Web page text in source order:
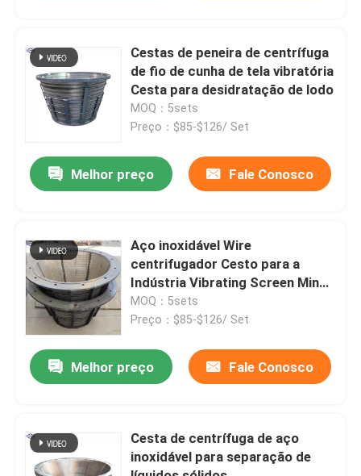
Produtos
Vídeos
Sobre nós
Controle da qualidade
Contacte-nos
Peça umas citações
filtro industrial de HEPA
Cestas de peneira de centrífuga
de fio de cunha de tela vibratória
Cesta para desidratação de lodo
MOQ：5sets
Preço：$85-$126/ Set
Melhor preço Fale Conosco
Aço inoxidável Wire
centrifugador Cesto para a
Indústria Vibrating Screen Minha
Seleção
MOQ：5sets
Preço：$85-$126/ Set
Melhor preço Fale Conosco
Cesta de centrífuga de aço
inoxidável para separação de